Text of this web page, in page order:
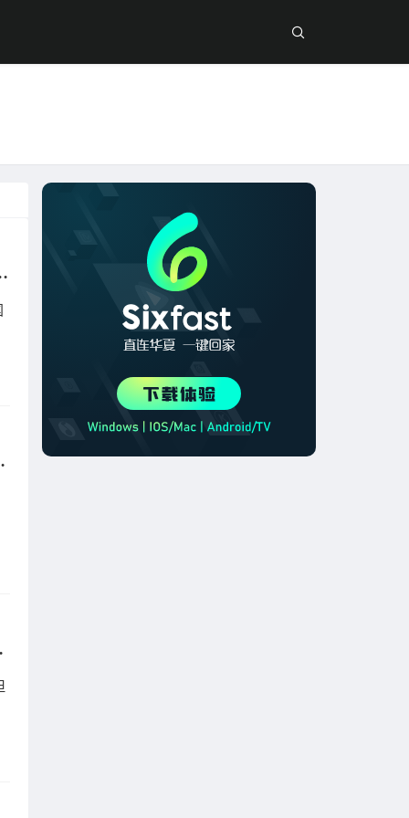
么玩国服英雄联盟？
lol英雄联盟
器好用？